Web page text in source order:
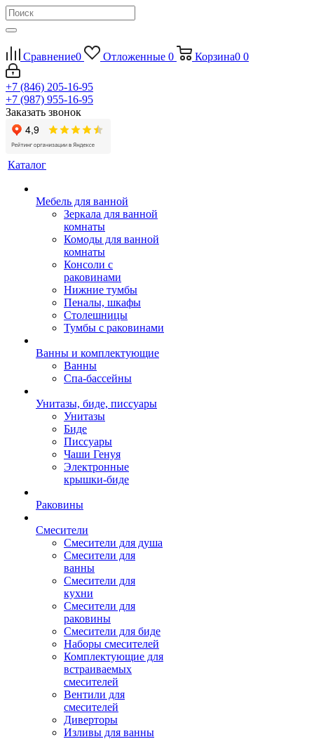
Сравнение0 Отложенные 0 Корзина0 0
+7 (846) 205-16-95
+7 (987) 955-16-95
Заказать звонок
Каталог
Мебель для ванной
Зеркала для ванной
комнаты
Комоды для ванной
комнаты
Консоли с
раковинами
Нижние тумбы
Пеналы, шкафы
Столешницы
Тумбы с раковинами
Ванны и комплектующие
Ванны
Спа-бассейны
Унитазы, биде, писсуары
Унитазы
Биде
Писсуары
Чаши Генуя
Электронные
крышки-биде
Раковины
Смесители
Смесители для душа
Смесители для
ванны
Смесители для
кухни
Смесители для
раковины
Смесители для биде
Наборы смесителей
Комплектующие для
встраиваемых
смесителей
Вентили для
смесителей
Диверторы
Изливы для ванны